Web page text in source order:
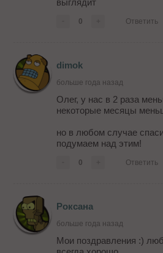
выглядит
0 Ответить
dimok
больше года назад
Олег, у нас в 2 раза
некоторые месяцы
но в любом случае
подумаем над этим!
0 Ответить
Роксана
больше года назад
Мои поздравления :)